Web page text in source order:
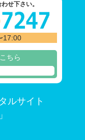
せ下さい。
17:00
ちら
ルサイト